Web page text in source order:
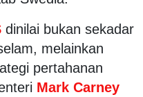
dinilai bukan sekadar
melainkan
pertahanan
Mark Carney